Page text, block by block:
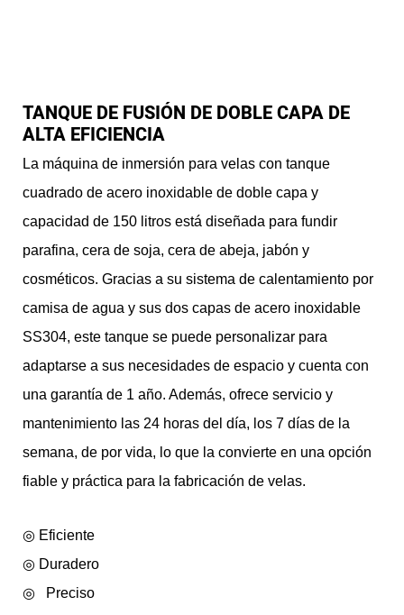
TANQUE DE FUSIÓN DE DOBLE CAPA DE
ALTA EFICIENCIA
La máquina de inmersión para velas con tanque
cuadrado de acero inoxidable de doble capa y
capacidad de 150 litros está diseñada para fundir
parafina, cera de soja, cera de abeja, jabón y
cosméticos. Gracias a su sistema de calentamiento por
camisa de agua y sus dos capas de acero inoxidable
SS304, este tanque se puede personalizar para
adaptarse a sus necesidades de espacio y cuenta con
una garantía de 1 año. Además, ofrece servicio y
mantenimiento las 24 horas del día, los 7 días de la
semana, de por vida, lo que la convierte en una opción
fiable y práctica para la fabricación de velas.
◎ Eficiente
◎ Duradero
◎
Preciso